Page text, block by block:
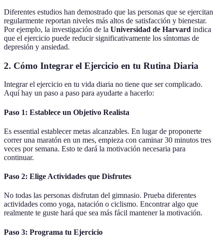
Diferentes estudios han demostrado que las personas que se ejercitan
regularmente reportan niveles más altos de satisfacción y bienestar.
Por ejemplo, la investigación de la Universidad de Harvard indica
que el ejercicio puede reducir significativamente los síntomas de
depresión y ansiedad.
2. Cómo Integrar el Ejercicio en tu Rutina Diaria
Integrar el ejercicio en tu vida diaria no tiene que ser complicado.
Aquí hay un paso a paso para ayudarte a hacerlo:
Paso 1: Establece un Objetivo Realista
Es essential establecer metas alcanzables. En lugar de proponerte
correr una maratón en un mes, empieza con caminar 30 minutos tres
veces por semana. Esto te dará la motivación necesaria para
continuar.
Paso 2: Elige Actividades que Disfrutes
No todas las personas disfrutan del gimnasio. Prueba diferentes
actividades como yoga, natación o ciclismo. Encontrar algo que
realmente te guste hará que sea más fácil mantener la motivación.
Paso 3: Programa tu Ejercicio